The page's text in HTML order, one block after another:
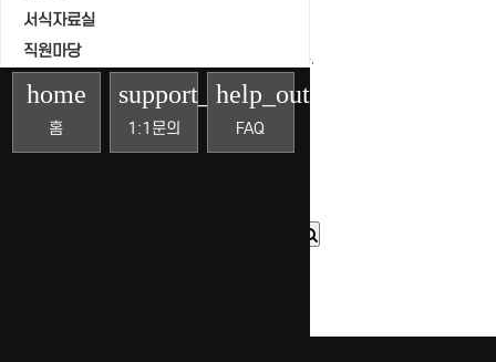
서식자료실
직원마당
home
홈
support_agent
1:1문의
help_outline
FAQ
게시물이 없습니다.